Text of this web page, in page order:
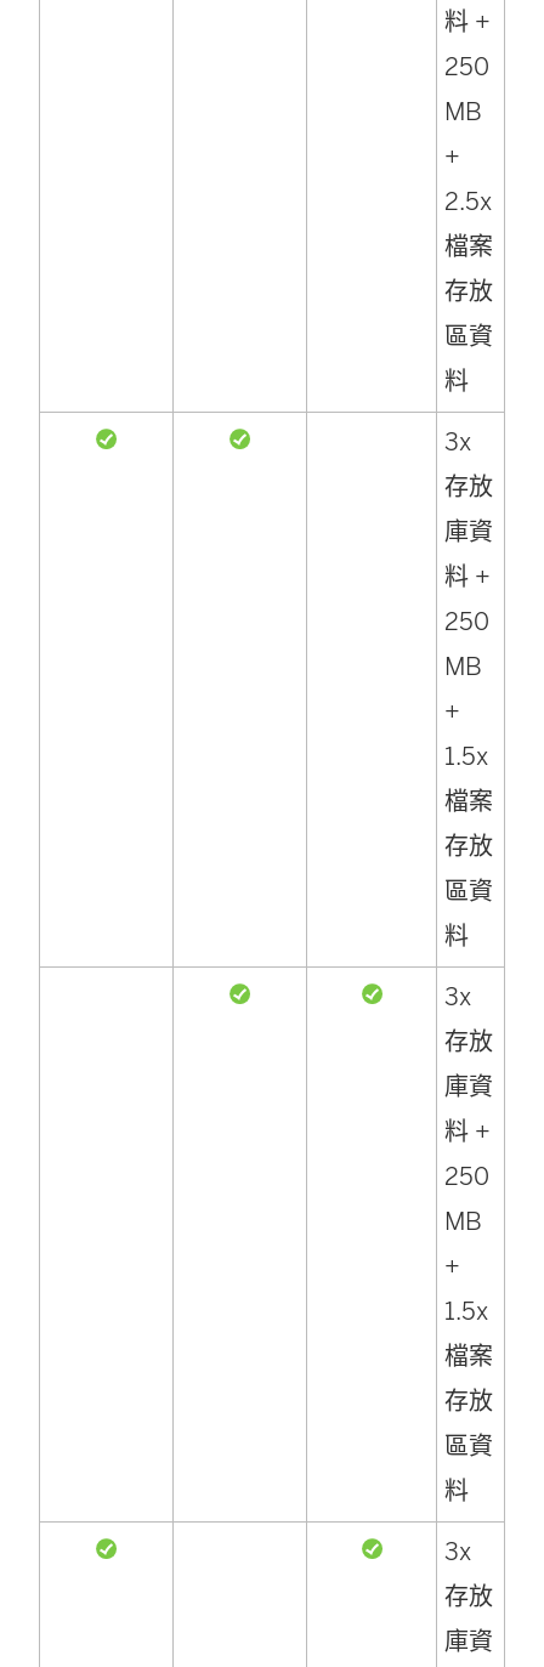
料 +
250
MB
+
2.5x
檔案
存放
區資
料
3x
存放
庫資
料 +
250
MB
+
1.5x
檔案
存放
區資
料
3x
存放
庫資
料 +
250
MB
+
1.5x
檔案
存放
區資
料
3x
存放
庫資